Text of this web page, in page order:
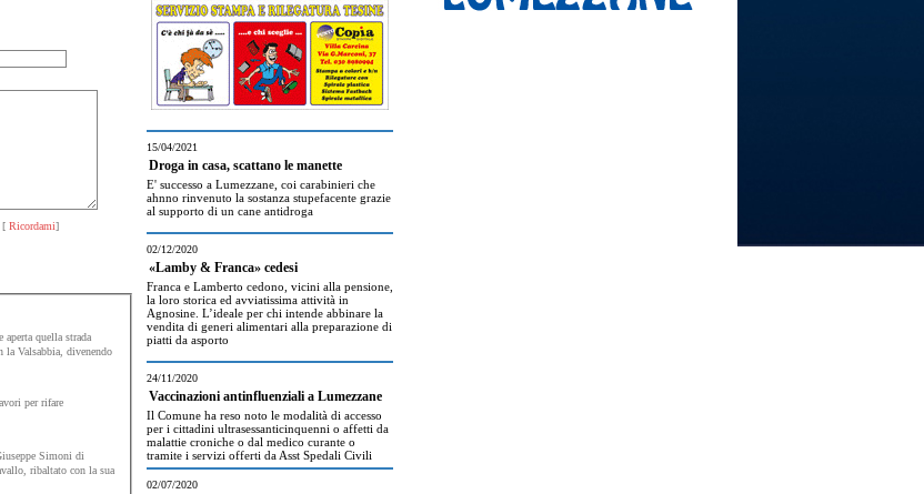
[ Ricordami]
quella strada
la Valsabbia, divenendo
per rifare
Simoni di
ribaltato con la sua
15/04/2021
Droga in casa, scattano le manette
E' successo a Lumezzane, coi carabinieri che
ahnno rinvenuto la sostanza stupefacente grazie
al supporto di un cane antidroga
02/12/2020
«Lamby & Franca» cedesi
Franca e Lamberto cedono, vicini alla pensione,
la loro storica ed avviatissima attività in
Agnosine. L’ideale per chi intende abbinare la
vendita di generi alimentari alla preparazione di
piatti da asporto
24/11/2020
Vaccinazioni antinfluenziali a Lumezzane
Il Comune ha reso noto le modalità di accesso
per i cittadini ultrasessanticinquenni o affetti da
malattie croniche o dal medico curante o
tramite i servizi offerti da Asst Spedali Civili
02/07/2020